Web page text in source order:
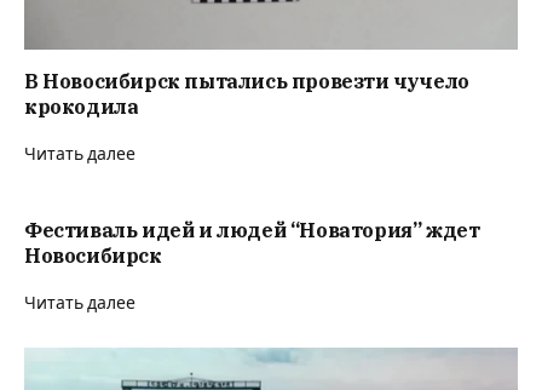
В Новосибирск пытались провезти чучело
крокодила
Читать далее
Фестиваль идей и людей “Новатория” ждет
Новосибирск
Читать далее